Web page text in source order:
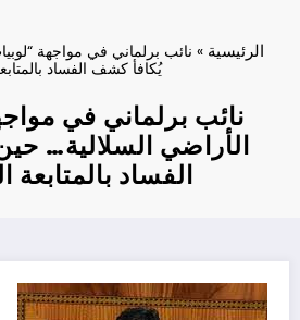
الرئيسية » نائب برلماني في مواجهة
يُكافأ كشف الفساد
نائب برلماني في
الأراضي السلالية…
الفساد بالمتابعة